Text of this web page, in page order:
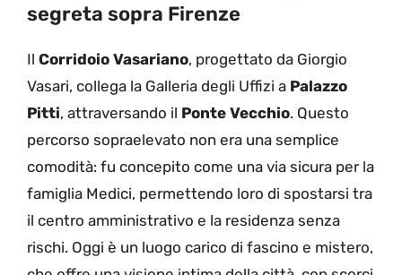
segreta sopra Firenze
Il Corridoio Vasariano, progettato da Giorgio
Vasari, collega la Galleria degli Uffizi a Palazzo
Pitti, attraversando il Ponte Vecchio. Questo
percorso sopraelevato non era una semplice
comodità: fu concepito come una via sicura per la
famiglia Medici, permettendo loro di spostarsi tra
il centro amministrativo e la residenza senza
rischi. Oggi è un luogo carico di fascino e mistero,